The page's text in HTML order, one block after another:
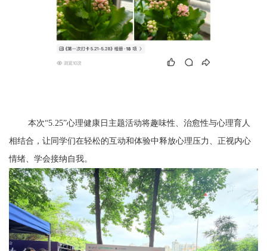
本次“5.25”心理健康日主题活动将趣味性、治愈性与心理育人
相结合，让同学们在轻松的互动和体验中释放心理压力、正视内心
情绪、学会接纳自我。